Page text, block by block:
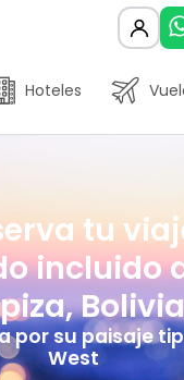
Hoteles
tu
incluido
Bolivia
por su paisaje
West